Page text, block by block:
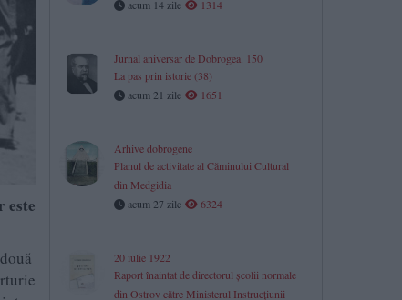
este
acum 14 zile 1314
Jurnal aniversar de Dobrogea. 150
La pas prin istorie (38)
acum 21 zile
1651
Arhive dobrogene
Planul de activitate al Căminului Cultural
din Medgidia
acum 27 zile
6324
20 iulie 1922
Raport înaintat de directorul școlii normale
din Ostrov către Ministerul Instrucțiunii